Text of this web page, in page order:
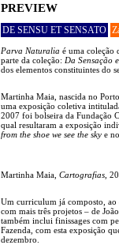
PREVIEW
DE SENSU ET SENSATO
Parva Naturalia é uma coleção
parte da coleção: Da Sensação
dos elementos constituintes do
Martinha Maia, nascida no
uma exposição coletiva
2007 foi bolseira da Fundação
qual resultaram a exposição
from the shoe we see the sky e
Martinha Maia, Cartografias ,
Um curriculum já composto, ao
com mais três projetos – de
também inclui finissages com
Fazenda, com esta exposição
dezembro.